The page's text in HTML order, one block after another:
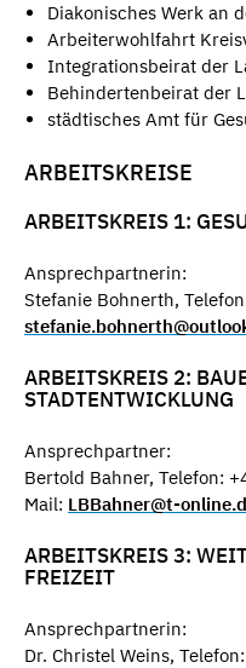
Diakonisches Werk an
Arbeiterwohlfahrt
Integrationsbeirat der
Behindertenbeirat der
städtisches Amt für
ARBEITSKREISE
ARBEITSKREIS 1:
Ansprechpartnerin:
Stefanie Bohnerth,
ARBEITSKREIS 2:
STADTENTWICKLUNG
Ansprechpartner:
Bertold Bahner, Telefon:
Mail: LBBahner@t-
ARBEITSKREIS 3:
FREIZEIT
​Ansprechpartnerin:
Dr. Christel Weins,